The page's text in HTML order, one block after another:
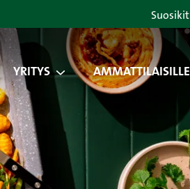
Suosikit
YRITYS AMMATTILAISILLE